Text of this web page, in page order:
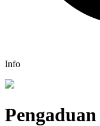
Info
Pengaduan